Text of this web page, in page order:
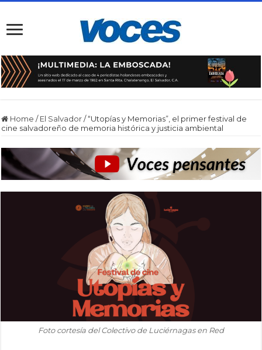
Home / El Salvador /“Utopías y Memorias”, el primer festival de
cine salvadoreño de memoria histórica y justicia ambiental
Foto cortesía del Colectivo de Luciérnagas en Red